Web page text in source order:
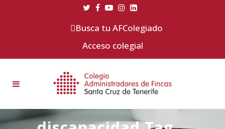
Busca tu AFColegiado
Acceso colegial